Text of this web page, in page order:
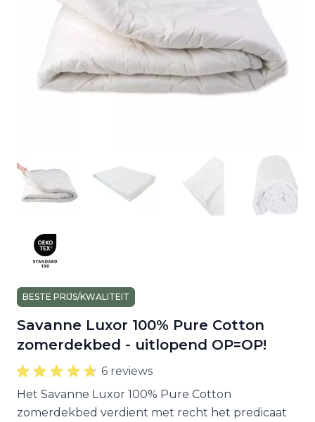
BESTE PRIJS/KWALITEIT
Savanne Luxor 100% Pure Cotton
zomerdekbed - uitlopend OP=OP!
6 reviews
Het Savanne Luxor 100% Pure Cotton
zomerdekbed verdient met recht het predicaat